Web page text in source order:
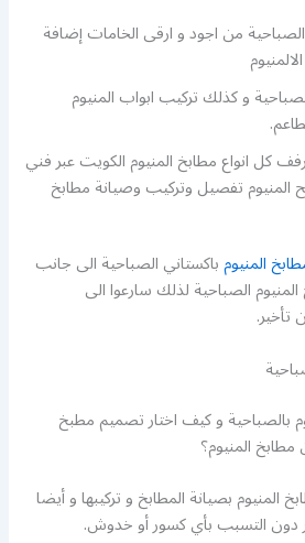
من اجود و ارقى الخامات إضافة
و كذلك تركيب ابواب المنيوم
كل انواع مطابخ المنيوم الكويت عبر فني
المنيوم تفصيل وتركيب وصيانة مطابخ
المنيومباكستاني الصباحية الى جانب
الصباحية لذلك سارعوا الى
تأخير.
بالصباحية و كيف اختار تصميم مطبخ
المنيوم؟
بصيانة المطابخ و تركيبها و أيضا
دون التسبب بأي كسور أو خدوش.